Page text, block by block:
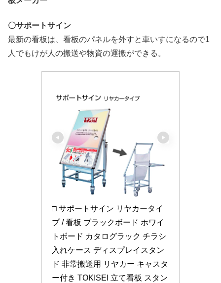
〇サポートサイン
最新の看板は、看板のパネルを外すと車いすになるので1
人でもけが人の搬送や物資の運搬ができる。
□ サポートサイン リヤカータイ
プ / 看板 ブラックボード ホワイ
トボード カタログラック チラシ
入れケース ディスプレイスタン
ド 非常搬送用 リヤカー キャスタ
ー付き TOKISEI 立て看板 スタン